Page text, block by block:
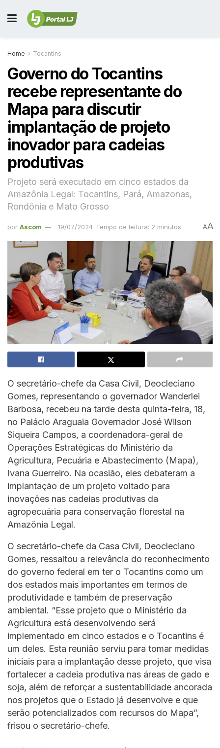
Home Tocantins
Governo do Tocantins
recebe representante do
Mapa para discutir
implantação de projeto
inovador para cadeias
produtivas
Projeto será executado em cinco estados da
Amazônia Legal: Tocantins, Pará, Amazonas,
Rondônia e Mato Grosso
por Ascom 19/07/2024 Tempo de leitura: 2 minutos AA
O secretário-chefe da Casa Civil, Deocleciano
Gomes, representando o governador Wanderlei
Barbosa, recebeu na tarde desta quinta-feira, 18,
no Palácio Araguaia Governador José Wilson
Siqueira Campos, a coordenadora-geral de
Operações Estratégicas do Ministério da
Agricultura, Pecuária e Abastecimento (Mapa),
Ivana Guerreiro. Na ocasião, eles debateram a
implantação de um projeto voltado para
inovações nas cadeias produtivas da
agropecuária para conservação florestal na
Amazônia Legal.
O secretário-chefe da Casa Civil, Deocleciano
Gomes, ressaltou a relevância do reconhecimento
do governo federal em ter o Tocantins como um
dos estados mais importantes em termos de
produtividade e também de preservação
ambiental. “Esse projeto que o Ministério da
Agricultura está desenvolvendo será
implementado em cinco estados e o Tocantins é
um deles. Esta reunião serviu para tomar medidas
iniciais para a implantação desse projeto, que visa
fortalecer a cadeia produtiva nas áreas de gado e
soja, além de reforçar a sustentabilidade ancorada
nos projetos que o Estado já desenvolve e que
serão potencializados com recursos do Mapa”,
frisou o secretário-chefe.